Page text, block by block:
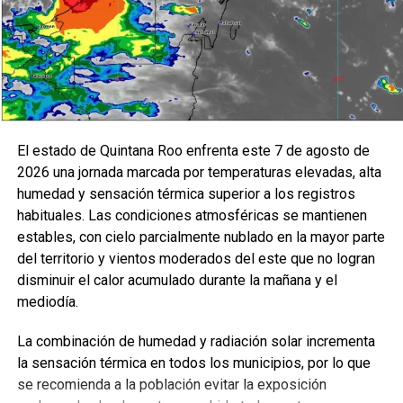
prácticas institucionales que garanticen un ejercicio
responsable de los recursos públicos y una
administración más eficiente.
Carlos Flores Hidalgo destacó que el fortalecimiento del
control interno representa un compromiso permanente con
acción emprendida por AGEPRO contribuye a construir
instituciones más sólidas y confiables para las y los
quintanarroenses.
Fuente: 5to Poder Agencia de Noticias
El estado de Quintana Roo enfrenta este 7 de agosto de
2026 una jornada marcada por temperaturas elevadas, alta
humedad y sensación térmica superior a los registros
habituales. Las condiciones atmosféricas se mantienen
estables, con cielo parcialmente nublado en la mayor parte
del territorio y vientos moderados del este que no logran
disminuir el calor acumulado durante la mañana y el
mediodía.
La combinación de humedad y radiación solar incrementa
la sensación térmica en todos los municipios, por lo que
se recomienda a la población evitar la exposición